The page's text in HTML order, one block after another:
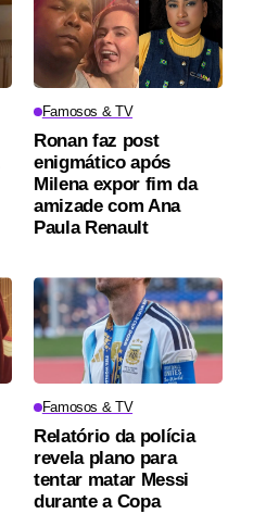
Famosos & TV
Ronan faz post
enigmático após
Milena expor fim da
amizade com Ana
Paula Renault
Famosos & TV
Relatório da polícia
revela plano para
tentar matar Messi
durante a Copa